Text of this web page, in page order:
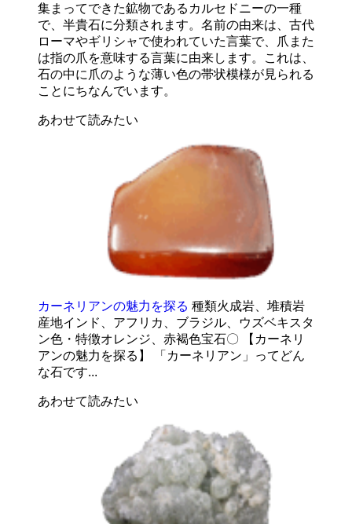
集まってできた鉱物であるカルセドニーの一種
で、半貴石に分類されます。名前の由来は、古代
ローマやギリシャで使われていた言葉で、爪また
は指の爪を意味する言葉に由来します。これは、
石の中に爪のような薄い色の帯状模様が見られる
ことにちなんでいます。
あわせて読みたい
カーネリアンの魅力を探る 種類火成岩、堆積岩
産地インド、アフリカ、ブラジル、ウズベキスタ
ン色・特徴オレンジ、赤褐色宝石〇 【カーネリ
アンの魅力を探る】 「カーネリアン」ってどん
な石です...
あわせて読みたい